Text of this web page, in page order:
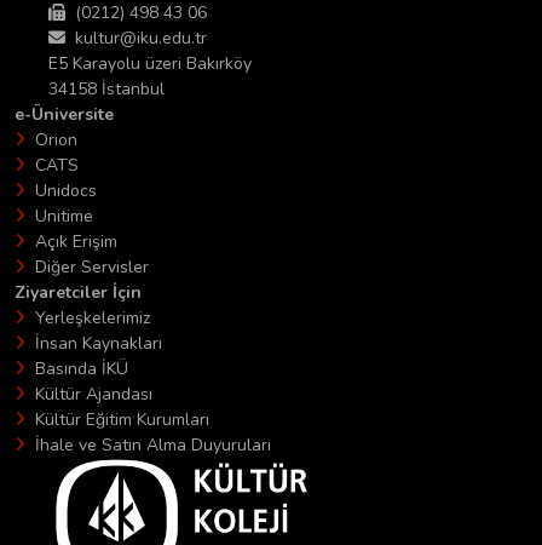
(0212) 498 43 06
kultur@iku.edu.tr
E5 Karayolu üzeri Bakırköy
34158 İstanbul
e-Üniversite
Orion
CATS
Unidocs
Unitime
Açık Erişim
Diğer Servisler
Ziyaretciler İçin
Yerleşkelerimiz
İnsan Kaynakları
Basında İKÜ
Kültür Ajandası
Kültür Eğitim Kurumları
İhale ve Satın Alma Duyuruları